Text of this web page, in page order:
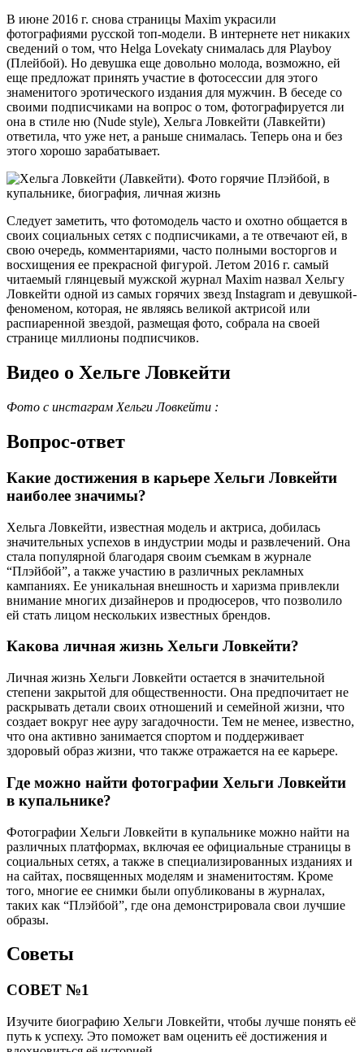
В июне 2016 г. снова страницы Maxim украсили
фотографиями русской топ-модели. В интернете нет никаких
сведений о том, что Helga Lovekaty снималась для Playboy
(Плейбой). Но девушка еще довольно молода, возможно, ей
еще предложат принять участие в фотосессии для этого
знаменитого эротического издания для мужчин. В беседе со
своими подписчиками на вопрос о том, фотографируется ли
она в стиле ню (Nude style), Хельга Ловкейти (Лавкейти)
ответила, что уже нет, а раньше снималась. Теперь она и без
этого хорошо зарабатывает.
Следует заметить, что фотомодель часто и охотно общается в
своих социальных сетях с подписчиками, а те отвечают ей, в
свою очередь, комментариями, часто полными восторгов и
восхищения ее прекрасной фигурой. Летом 2016 г. самый
читаемый глянцевый мужской журнал Maxim назвал Хельгу
Ловкейти одной из самых горячих звезд Instagram и девушкой-
феноменом, которая, не являясь великой актрисой или
распиаренной звездой, размещая фото, собрала на своей
странице миллионы подписчиков.
Видео о Хельге Ловкейти
Фото с инстаграм Хельги Ловкейти :
Вопрос-ответ
Какие достижения в карьере Хельги Ловкейти
наиболее значимы?
Хельга Ловкейти, известная модель и актриса, добилась
значительных успехов в индустрии моды и развлечений. Она
стала популярной благодаря своим съемкам в журнале
“Плэйбой”, а также участию в различных рекламных
кампаниях. Ее уникальная внешность и харизма привлекли
внимание многих дизайнеров и продюсеров, что позволило
ей стать лицом нескольких известных брендов.
Какова личная жизнь Хельги Ловкейти?
Личная жизнь Хельги Ловкейти остается в значительной
степени закрытой для общественности. Она предпочитает не
раскрывать детали своих отношений и семейной жизни, что
создает вокруг нее ауру загадочности. Тем не менее, известно,
что она активно занимается спортом и поддерживает
здоровый образ жизни, что также отражается на ее карьере.
Где можно найти фотографии Хельги Ловкейти
в купальнике?
Фотографии Хельги Ловкейти в купальнике можно найти на
различных платформах, включая ее официальные страницы в
социальных сетях, а также в специализированных изданиях и
на сайтах, посвященных моделям и знаменитостям. Кроме
того, многие ее снимки были опубликованы в журналах,
таких как “Плэйбой”, где она демонстрировала свои лучшие
образы.
Советы
СОВЕТ №1
Изучите биографию Хельги Ловкейти, чтобы лучше понять её
путь к успеху. Это поможет вам оценить её достижения и